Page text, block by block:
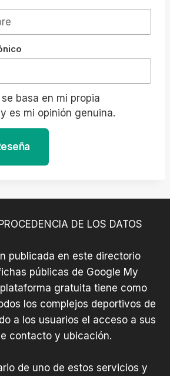
basa en mi propia
es mi opinión genuina.
DE LOS DATOS
publicada en este directorio
públicas de Google My
plataforma gratuita tiene como
los complejos deportivos de
a los usuarios el acceso a sus
contacto y ubicación.
de uno de estos servicios y